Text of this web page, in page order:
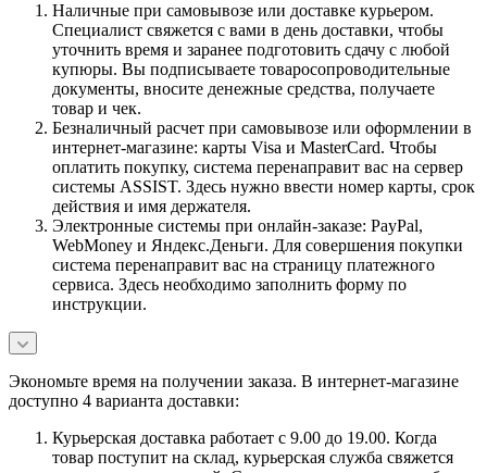
Наличные при самовывозе или доставке курьером.
Специалист свяжется с вами в день доставки, чтобы
уточнить время и заранее подготовить сдачу с любой
купюры. Вы подписываете товаросопроводительные
документы, вносите денежные средства, получаете
товар и чек.
Безналичный расчет при самовывозе или оформлении в
интернет-магазине: карты Visa и MasterCard. Чтобы
оплатить покупку, система перенаправит вас на сервер
системы ASSIST. Здесь нужно ввести номер карты, срок
действия и имя держателя.
Электронные системы при онлайн-заказе: PayPal,
WebMoney и Яндекс.Деньги. Для совершения покупки
система перенаправит вас на страницу платежного
сервиса. Здесь необходимо заполнить форму по
инструкции.
Экономьте время на получении заказа. В интернет-магазине
доступно 4 варианта доставки:
Курьерская доставка работает с 9.00 до 19.00. Когда
товар поступит на склад, курьерская служба свяжется